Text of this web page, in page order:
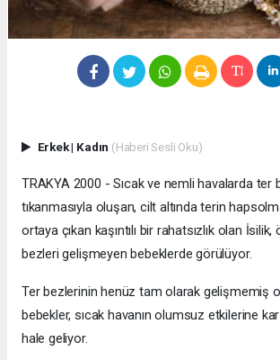
Erkek| Kadın (Haberi Sesli Oku)
TRAKYA 2000 - Sıcak ve nemli havalarda ter
tıkanmasıyla oluşan, cilt altında terin
ortaya çıkan kaşıntılı bir rahatsızlık olan
bezleri gelişmeyen bebeklerde görülüyor.
Ter bezlerinin henüz tam olarak gelişmemiş
bebekler, sıcak havanın olumsuz etkilerine
hale geliyor.